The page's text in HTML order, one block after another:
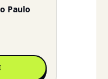
Paulo